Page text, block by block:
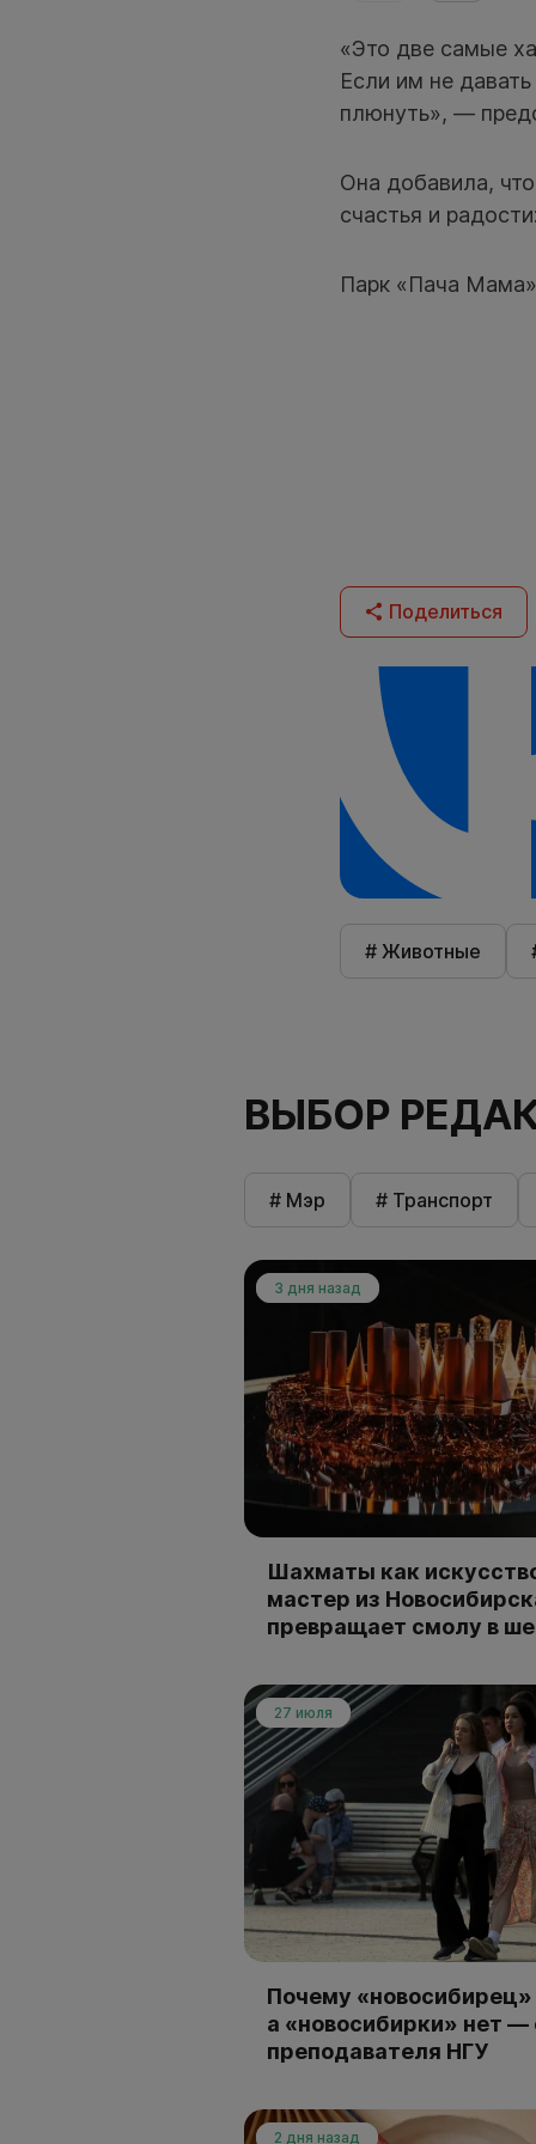
«Это две самые
Если им не
плюнуть», —
Она добавила,
счастья и
Парк «Пача
Поделиться
# Животные
ВЫБОР
# Мэр # Транспорт
3 дня назад
Шахматы как
мастер из
превращает смолу в
27 июля
Почему «новосибирец»
а «новосибирки» нет —
преподавателя НГУ
2 дня назад